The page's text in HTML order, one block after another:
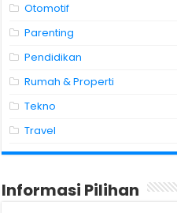
Otomotif
Parenting
Pendidikan
Rumah & Properti
Tekno
Travel
Informasi Pilihan